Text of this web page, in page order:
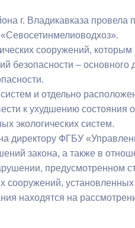
г. Владикавказа
сооружений,
безопасности –
и отдельно
к ухудшению
экологических систем.
директору ФГБУ
закона, а также в
предусмотренном
сооружений,
находятся на